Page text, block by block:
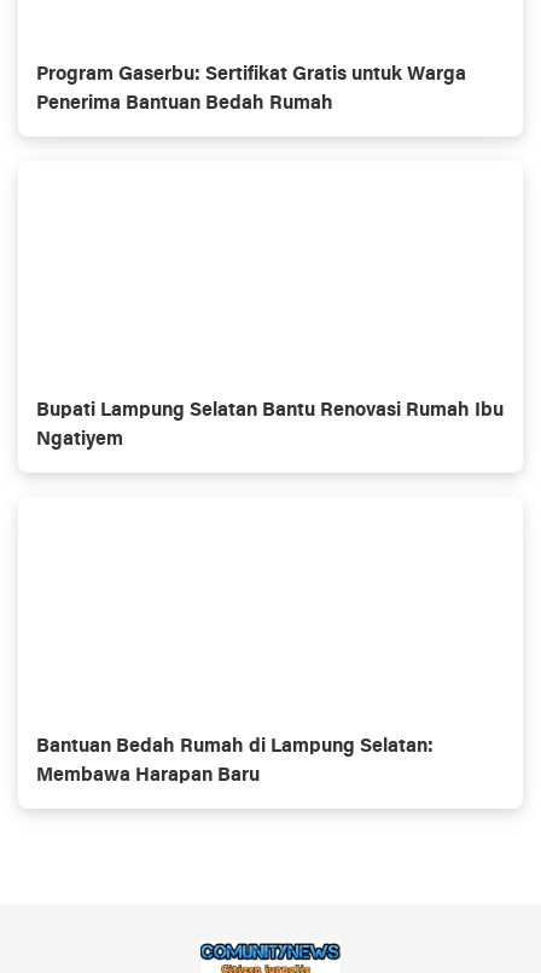
Program Gaserbu: Sertifikat Gratis untuk Warga
Penerima Bantuan Bedah Rumah
Bupati Lampung Selatan Bantu Renovasi Rumah Ibu
Ngatiyem
Bantuan Bedah Rumah di Lampung Selatan:
Membawa Harapan Baru